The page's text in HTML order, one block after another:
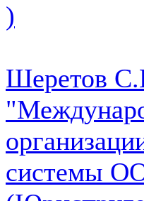
)
Шеретов
системы